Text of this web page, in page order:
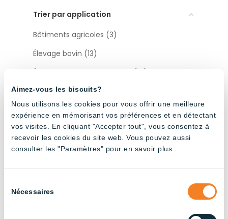
Aimez-vous les biscuits?
Nous utilisons les cookies pour vous offrir une meilleure
expérience en mémorisant vos préférences et en détectant
vos visites. En cliquant "Accepter tout", vous consentez à
recevoir les cookies du site web. Vous pouvez aussi
consulter les "Paramètres" pour en savoir plus.
duNécessaires
Trier par application
Bâtiments agricoles (3)
Élevage bovin (13)
Élevage de poulets de chair (14)
Industriel (13)
Élevage de poules pondeuses (13)
Élevage porcin (22)
Accessoires (12)